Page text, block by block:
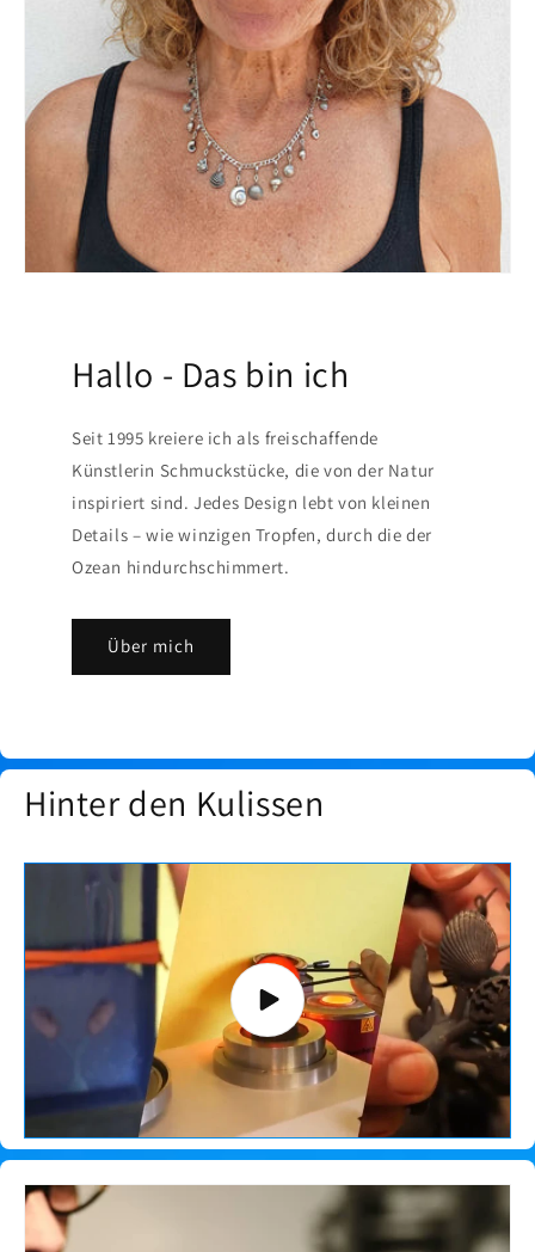
Hallo - Das bin ich
Seit 1995 kreiere ich als freischaffende
Künstlerin Schmuckstücke, die von der Natur
inspiriert sind. Jedes Design lebt von kleinen
Details – wie winzigen Tropfen, durch die der
Ozean hindurchschimmert.
Über mich
Hinter den Kulissen